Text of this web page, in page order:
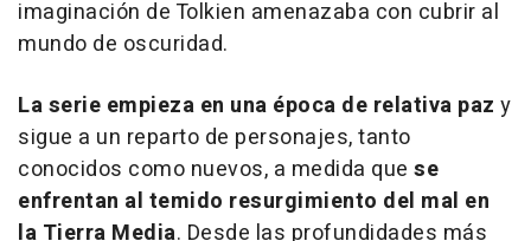
imaginación de Tolkien amenazaba con cubrir al
mundo de oscuridad.
La serie empieza en una época de relativa paz y
sigue a un reparto de personajes, tanto
conocidos como nuevos, a medida que se
enfrentan al temido resurgimiento del mal en
la Tierra Media. Desde las profundidades más